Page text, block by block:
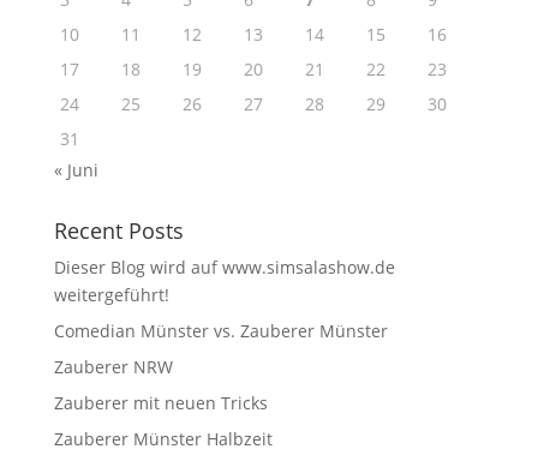
10
11 12 13 14 15
16
17
18 19 20 21 22
23
24
25 26 27 28 29
30
31
« Juni
Recent Posts
Dieser Blog wird auf www.simsalashow.de
weitergeführt!
Comedian Münster vs. Zauberer Münster
Zauberer NRW
Zauberer mit neuen Tricks
Zauberer Münster Halbzeit